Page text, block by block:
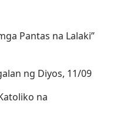
Pantas na Lalaki”
ng Diyos, 11/09
na